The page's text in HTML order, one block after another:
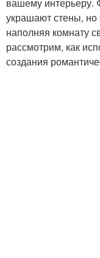
украшают стены,
наполняя комнату
рассмотрим, как
создания